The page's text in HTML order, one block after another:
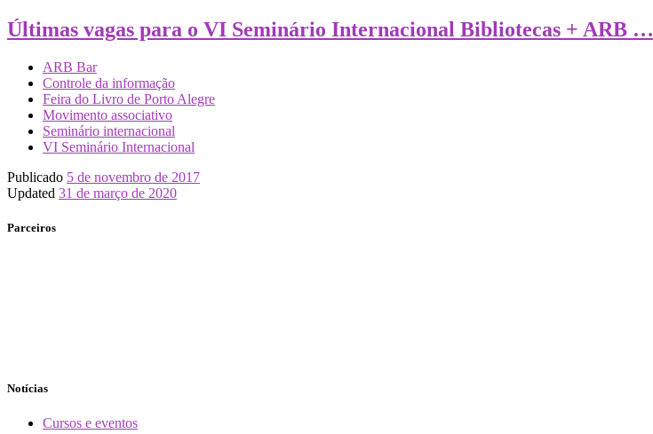
Últimas vagas para o VI Seminário Internacional Bibliotecas + ARB …
ARB Bar
Controle da informação
Feira do Livro de Porto Alegre
Movimento associativo
Seminário internacional
VI Seminário Internacional
Publicado 5 de novembro de 2017
Updated 31 de março de 2020
Parceiros
Notícias
Cursos e eventos